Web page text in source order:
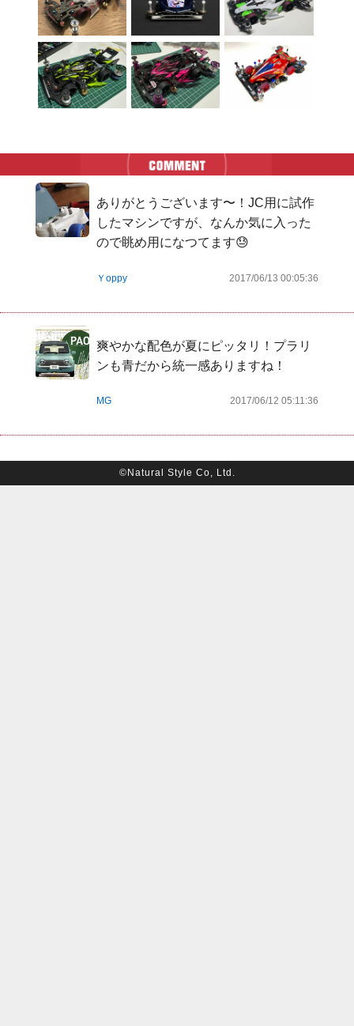
ありがとうございます〜！JC用に試作
したマシンですが、なんか気に入った
ので眺め用になつてます😓
Ｙoppy 2017/06/13 00:05:36
爽やかな配色が夏にピッタリ！プラリ
ンも青だから統一感ありますね！
MG 2017/06/12 05:11:36
©Natural Style Co, Ltd.